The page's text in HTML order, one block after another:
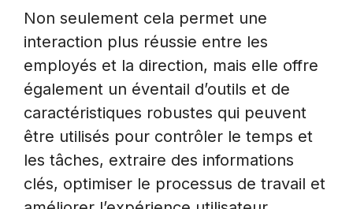
Non seulement cela permet une
interaction plus réussie entre les
employés et la direction, mais elle offre
également un éventail d’outils et de
caractéristiques robustes qui peuvent
être utilisés pour contrôler le temps et
les tâches, extraire des informations
clés, optimiser le processus de travail et